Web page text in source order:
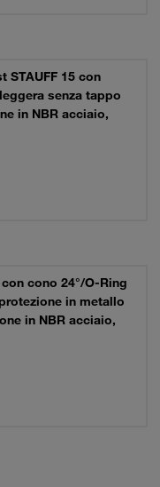
STAUFF 15 con
senza tappo
in NBR acciaio,
cono 24°/O-Ring
in metallo
in NBR acciaio,